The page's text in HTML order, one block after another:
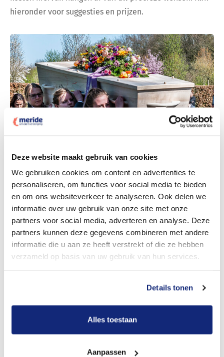
Deze website maakt gebruik van cookies
We gebruiken cookies om content en advertenties te
personaliseren, om functies voor social media te bieden
en om ons websiteverkeer te analyseren. Ook delen we
informatie over uw gebruik van onze site met onze
partners voor social media, adverteren en analyse. Deze
partners kunnen deze gegevens combineren met andere
informatie die u aan ze heeft verstrekt of die ze hebben
verzameld op basis van uw gebruik van hun services.
Details tonen
Alles toestaan
Aanpassen
hieronder voor suggesties en prijzen.
Bekijk tarieven voor begrafenis
Bekijk tarieven voor crematie
Een betere uitvaart ervaring voor een betere